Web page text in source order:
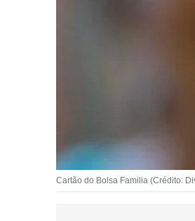
Cartão do Bolsa Familia (Crédito: